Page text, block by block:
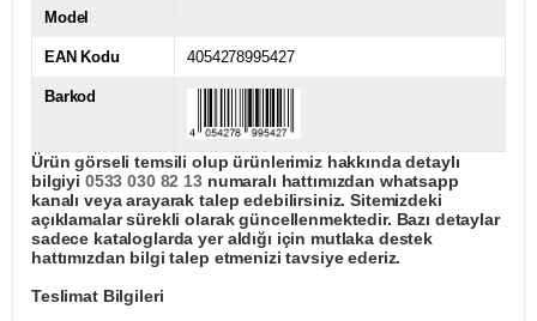
Model
EAN Kodu 4054278995427
Barkod
Ürün görseli temsili olup ürünlerimiz hakkında detaylı
bilgiyi 0533 030 82 13numaralı hattımızdan whatsapp
kanalı veya arayarak talep edebilirsiniz. Sitemizdeki
açıklamalar sürekli olarak güncellenmektedir. Bazı detaylar
sadece kataloglarda yer aldığı için mutlaka destek
hattımızdan bilgi talep etmenizi tavsiye ederiz.
Teslimat Bilgileri